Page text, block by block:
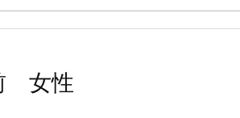
女性